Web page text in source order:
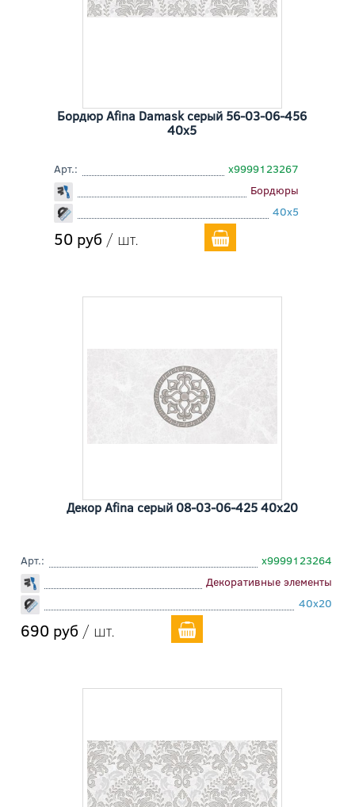
Бордюр Afina Damask серый 56-03-06-456
40x5
Арт.:
х9999123267
Бордюры
40x5
50 руб / шт.
Декор Afina серый 08-03-06-425 40x20
Арт.:
х9999123264
Декоративные элементы
40x20
690 руб / шт.